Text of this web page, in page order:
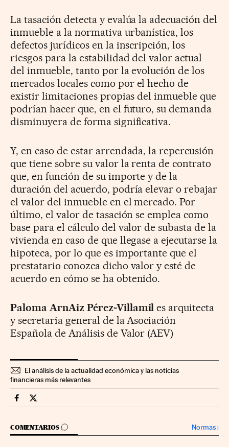
La tasación detecta y evalúa la adecuación del
inmueble a la normativa urbanística, los
defectos jurídicos en la inscripción, los
riesgos para la estabilidad del valor actual
del inmueble, tanto por la evolución de los
mercados locales como por el hecho de
existir limitaciones propias del inmueble que
podrían hacer que, en el futuro, su demanda
disminuyera de forma significativa.
Y, en caso de estar arrendada, la repercusión
que tiene sobre su valor la renta de contrato
que, en función de su importe y de la
duración del acuerdo, podría elevar o rebajar
el valor del inmueble en el mercado. Por
último, el valor de tasación se emplea como
base para el cálculo del valor de subasta de la
vivienda en caso de que llegase a ejecutarse la
hipoteca, por lo que es importante que el
prestatario conozca dicho valor y esté de
acuerdo en cómo se ha obtenido.
Paloma ArnAiz Pérez-Villamil es arquitecta
y secretaria general de la Asociación
Española de Análisis de Valor (AEV)
El análisis de la actualidad económica y las noticias
financieras más relevantes
Economia Cinco Días en Facebook
Economia Cinco Días en Twitter
COMENTARIOS
IR A LOS COMENTARIOS Normas›